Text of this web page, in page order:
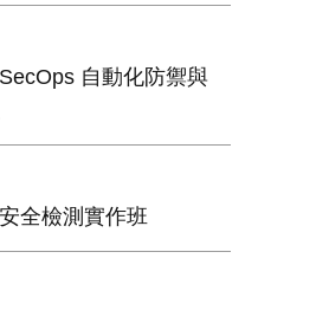
自動化防禦與
全檢測實作班